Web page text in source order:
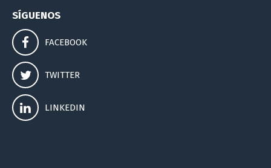
SÍGUENOS
FACEBOOK
TWITTER
LINKEDIN